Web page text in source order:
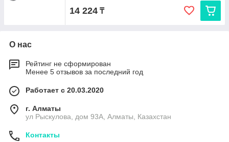
14 224 ₸
О нас
Рейтинг не сформирован
Менее 5 отзывов за последний год
Работает с 20.03.2020
г. Алматы
ул Рыскулова, дом 93А, Алматы, Казахстан
Контакты